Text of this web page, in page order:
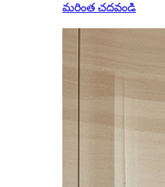
మరింత చదవండి